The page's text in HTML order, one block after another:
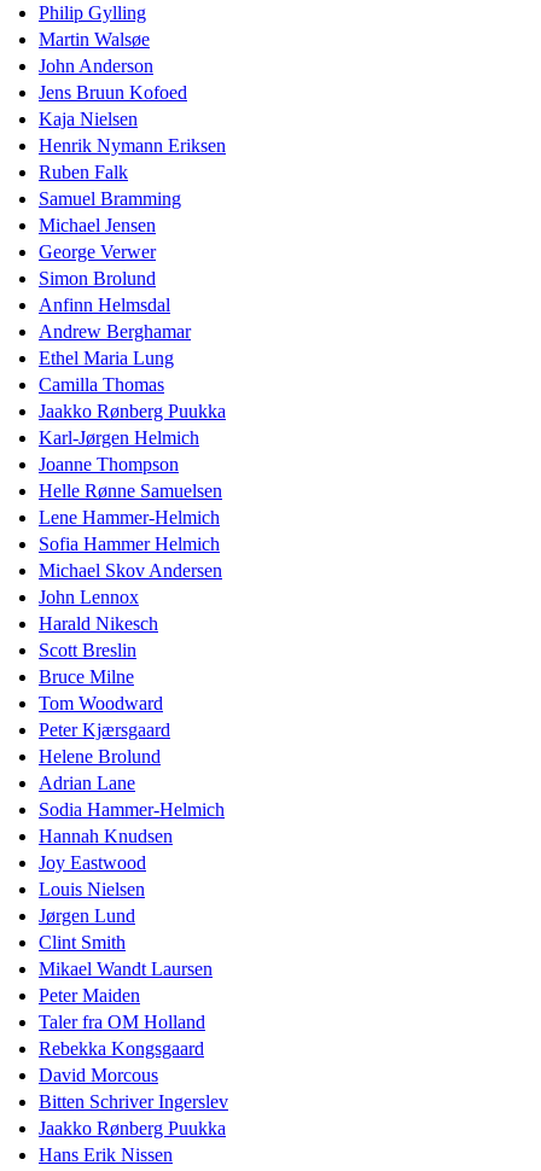
Philip Gylling
Martin Walsøe
John Anderson
Jens Bruun Kofoed
Kaja Nielsen
Henrik Nymann Eriksen
Ruben Falk
Samuel Bramming
Michael Jensen
George Verwer
Simon Brolund
Anfinn Helmsdal
Andrew Berghamar
Ethel Maria Lung
Camilla Thomas
Jaakko Rønberg Puukka
Karl-Jørgen Helmich
Joanne Thompson
Helle Rønne Samuelsen
Lene Hammer-Helmich
Sofia Hammer Helmich
Michael Skov Andersen
John Lennox
Harald Nikesch
Scott Breslin
Bruce Milne
Tom Woodward
Peter Kjærsgaard
Helene Brolund
Adrian Lane
Sodia Hammer-Helmich
Hannah Knudsen
Joy Eastwood
Louis Nielsen
Jørgen Lund
Clint Smith
Mikael Wandt Laursen
Peter Maiden
Taler fra OM Holland
Rebekka Kongsgaard
David Morcous
Bitten Schriver Ingerslev
Jaakko Rønberg Puukka
Hans Erik Nissen